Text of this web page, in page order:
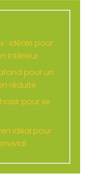
: idéale pour
intérieur
pour un
réduite
pour se
idéal pour